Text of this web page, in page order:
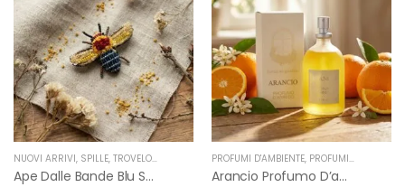
NUOVI ARRIVI, SPILLE, TROVELORE
Ape Dalle Bande Blu Spilla Decorata A Mano Di Trovelore
PROFUMI D'AMBIENTE, PROFUMI D'AMBIENTE FIORIRA' UN GIARDINO
Arancio Profumo D’ambiente Di Fiorirà Un Giardino